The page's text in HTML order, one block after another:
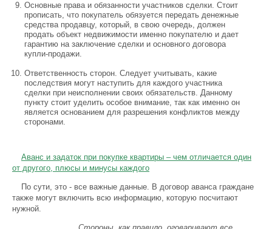
Основные права и обязанности участников сделки. Стоит
прописать, что покупатель обязуется передать денежные
средства продавцу, который, в свою очередь, должен
продать объект недвижимости именно покупателю и дает
гарантию на заключение сделки и основного договора
купли-продажи.
Ответственность сторон. Следует учитывать, какие
последствия могут наступить для каждого участника
сделки при неисполнении своих обязательств. Данному
пункту стоит уделить особое внимание, так как именно он
является основанием для разрешения конфликтов между
сторонами.
Аванс и задаток при покупке квартиры – чем отличается один
от другого, плюсы и минусы каждого
По сути, это - все важные данные. В договор аванса граждане
также могут включить всю информацию, которую посчитают
нужной.